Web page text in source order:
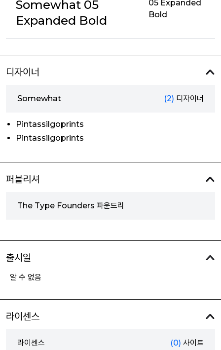
Somewhat 05
Expanded Bold
05 Expanded
Bold
디자이너
Somewhat (2) 디자이너
Pintassilgoprints
Pintassilgoprints
퍼블리셔
The Type Founders 파운드리
출시일
알 수 없음
라이센스
라이센스 (0) 사이트